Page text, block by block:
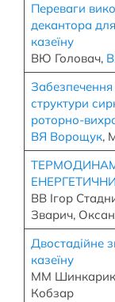
Переваги
декантора
казеїну
ВЮ Головач,
Забезпечення
структури
роторно-
ВЯ Ворощук,
ВВ Ігор
Зварич,
Двостадійне
казеїну
ММ Шинкарик,
Кобзар